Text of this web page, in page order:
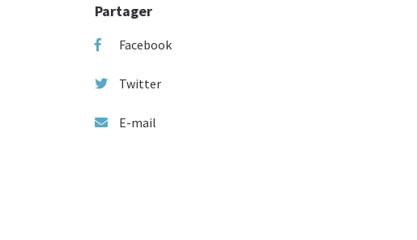
Partager
Facebook
Twitter
E-mail